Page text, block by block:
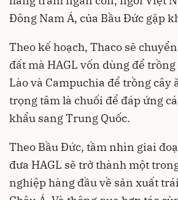
Đông Nam Á, của Bầu Đức gặp
Theo kế hoạch, Thaco sẽ
đất mà HAGL vốn dùng để trồng
Lào và Campuchia để trồng cây
trọng tâm là chuối để đáp ứng
khẩu sang Trung Quốc.
Theo Bầu Đức, tầm nhìn giai
đưa HAGL sẽ trở thành một
nghiệp hàng đầu về sản xuất